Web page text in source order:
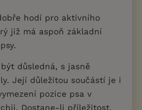
hodí pro aktivního
již má aspoň základní
důsledná, s jasně
Její důležitou součástí je i
pozice psa v
Dostane-li příležitost,